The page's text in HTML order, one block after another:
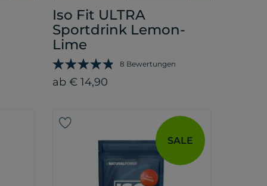
Iso Fit ULTRA
Sportdrink Lemon-
Lime
8 Bewertungen
ab € 14,90
SALE